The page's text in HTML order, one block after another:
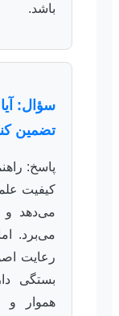
باشد.
سؤال:
تضمین
پاسخ:
کیفیت
می‌دهد و
می‌برد.
رعایت
بستگی
هموار و